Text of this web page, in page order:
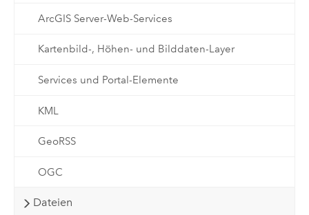
ArcGIS Server-Web-Services
Kartenbild-, Höhen- und Bilddaten-Layer
Services und Portal-Elemente
KML
GeoRSS
OGC
Dateien